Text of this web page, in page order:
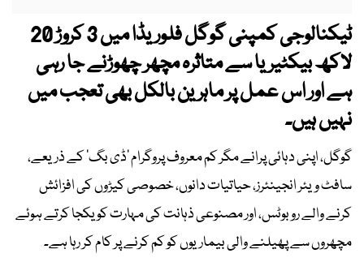
ٹیکنالوجی کمپنی گوگل فلوریڈا میں 3 کروڑ 20
لاکھ بیکٹیریا سے متاثرہ مچھر چھوڑنے جا رہی
ہے اور اس عمل پر ماہرین بالکل بھی تعجب میں
نہیں ہیں۔
گوگل، اپنی دہائی پرانے مگر کم معروف پروگرام 'ڈی بگ' کے ذریعے،
سافٹ ویئر انجینئرز، حیاتیات دانوں، خصوصی کیڑوں کی افزائش
کرنے والے روبوٹس، اور مصنوعی ذہانت کی مہارت کو یکجا کرتے ہوئے
مچھروں سے پھیلنے والی بیماریوں کو کم کرنے پر کام کر رہا ہے۔